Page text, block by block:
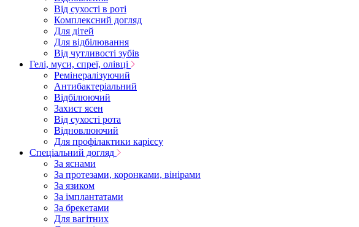
Від сухості в роті
Комплексний догляд
Для дітей
Для відбілювання
Від чутливості зубів
Гелі, муси, спреї, олівці
Ремінералізуючий
Антибактеріальний
Відбілюючий
Захист ясен
Від сухості рота
Відновлюючий
Для профілактики карієсу
Спеціальний догляд
За яснами
За протезами, коронками, вінірами
За язиком
За імплантатами
За брекетами
Для вагітних